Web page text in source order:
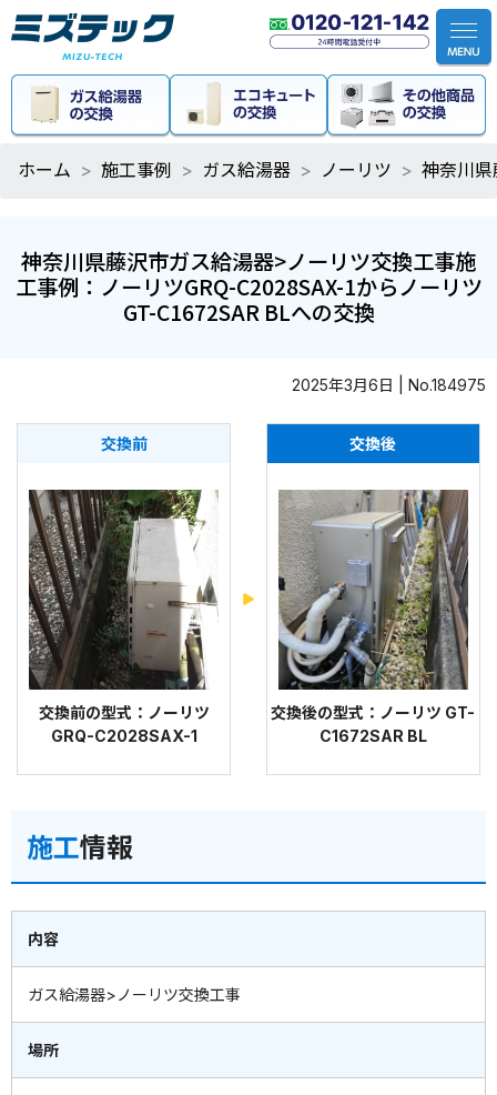
ホーム 施工事例 ガス給湯器 ノーリツ 神奈川
神奈川県藤沢市ガス給湯器>ノーリツ交換工事施
工事例：ノーリツGRQ-C2028SAX-1からノーリツ
GT-C1672SAR BLへの交換
2025年3月6日 | No.184975
交換前
交換前の型式：ノーリツ
GRQ-C2028SAX-1
交換後
交換後の型式：ノーリツ GT-
C1672SAR BL
施工情報
内容
ガス給湯器>ノーリツ交換工事
場所